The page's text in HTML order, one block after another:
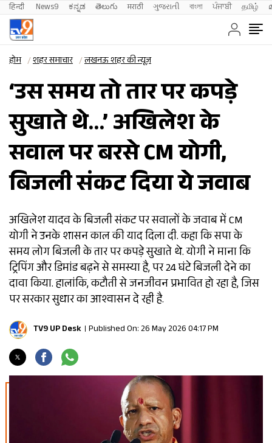
हिन्दी News9 ಕನ್ನಡ తెలుగు मराठी ગુજરાતી বাংলা ਪੰਜਾਬੀ தமிழ்
होम शहर समाचार लखनऊ शहर की न्यूज़
‘उस समय तो तार पर कपड़े
सुखाते थे…’ अखिलेश के
सवाल पर बरसे CM योगी,
बिजली संकट दिया ये जवाब
अखिलेश यादव के बिजली संकट पर सवालों के जवाब में CM
योगी ने उनके शासन काल की याद दिला दी. कहा कि सपा के
समय लोग बिजली के तार पर कपड़े सुखाते थे. योगी ने माना कि
ट्रिपिंग और डिमांड बढ़ने से समस्या है, पर 24 घंटे बिजली देने का
दावा किया. हालांकि, कटौती से जनजीवन प्रभावित हो रहा है, जिस
पर सरकार सुधार का आश्वासन दे रही है.
TV9 UP Desk Published On: 26 May 2026 04:17 PM